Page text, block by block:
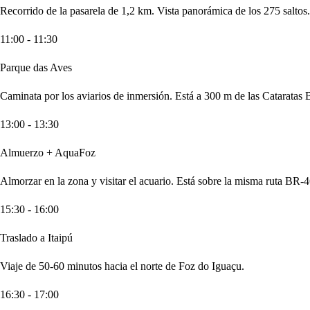
Recorrido de la pasarela de 1,2 km. Vista panorámica de los 275 saltos.
11:00 - 11:30
Parque das Aves
Caminata por los aviarios de inmersión. Está a 300 m de las Cataratas
13:00 - 13:30
Almuerzo + AquaFoz
Almorzar en la zona y visitar el acuario. Está sobre la misma ruta BR-
15:30 - 16:00
Traslado a Itaipú
Viaje de 50-60 minutos hacia el norte de Foz do Iguaçu.
16:30 - 17:00